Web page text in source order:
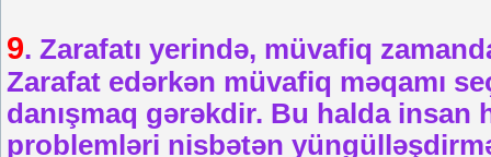
9. Zarafatı yerində, müvafiq
Zarafat edərkən müvafiq məqamı
danışmaq gərəkdir. Bu halda insan
problemləri nisbətən